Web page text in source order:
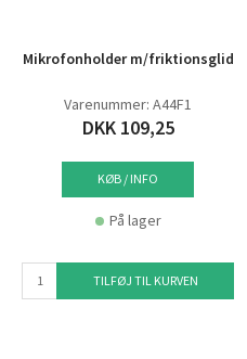
Mikrofonholder m/friktionsglid
Varenummer: A44F1
DKK 109,25
KØB / INFO
På lager
TILFØJ TIL KURVEN